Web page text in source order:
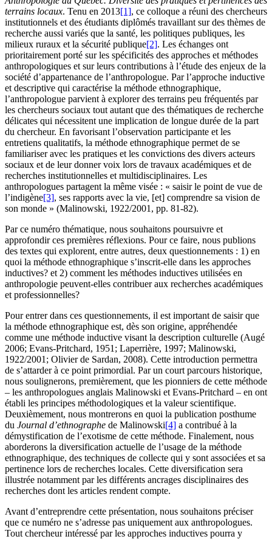
terrains locaux. Tenu en 2013[1], ce colloque a réuni des chercheurs
institutionnels et des étudiants diplômés travaillant sur des thèmes de
recherche aussi variés que la santé, les politiques publiques, les
milieux ruraux et la sécurité publique[2]. Les échanges ont
prioritairement porté sur les spécificités des approches et méthodes
anthropologiques et sur leurs contributions à l’étude des enjeux de la
société d’appartenance de l’anthropologue. Par l’approche inductive
et descriptive qui caractérise la méthode ethnographique,
l’anthropologue parvient à explorer des terrains peu fréquentés par
les chercheurs sociaux tout autant que des thématiques de recherche
délicates qui nécessitent une implication de longue durée de la part
du chercheur. En favorisant l’observation participante et les
entretiens qualitatifs, la méthode ethnographique permet de se
familiariser avec les pratiques et les convictions des divers acteurs
sociaux et de leur donner voix lors de travaux académiques et de
recherches institutionnelles et multidisciplinaires. Les
anthropologues partagent la même visée : « saisir le point de vue de
l’indigène[3], ses rapports avec la vie, [et] comprendre sa vision de
son monde » (Malinowski, 1922/2001, pp. 81-82).
Par ce numéro thématique, nous souhaitons poursuivre et
approfondir ces premières réflexions. Pour ce faire, nous publions
des textes qui explorent, entre autres, deux questionnements : 1) en
quoi la méthode ethnographique s’inscrit-elle dans les approches
inductives? et 2) comment les méthodes inductives utilisées en
anthropologie peuvent-elles contribuer aux recherches académiques
et professionnelles?
Pour entrer dans ces questionnements, il est important de saisir que
la méthode ethnographique est, dès son origine, appréhendée
comme une méthode inductive visant la description culturelle (Augé
2006; Evans-Pritchard, 1951; Laperrière, 1997; Malinowski,
1922/2001; Olivier de Sardan, 2008). Cette introduction permettra
de s’attarder à ce point primordial. Par un court parcours historique,
nous soulignerons, premièrement, que les pionniers de cette méthode
– les anthropologues anglais Malinowski et Evans-Pritchard – en ont
établi les principes méthodologiques et la valeur scientifique.
Deuxièmement, nous montrerons en quoi la publication posthume
du Journal d’ethnographe de Malinowski[4] a contribué à la
démystification de l’exotisme de cette méthode. Finalement, nous
aborderons la diversification actuelle de l’usage de la méthode
ethnographique, des techniques de collecte qui y sont associées et sa
pertinence lors de recherches locales. Cette diversification sera
illustrée notamment par les différents ancrages disciplinaires des
recherches dont les articles rendent compte.
Avant d’entreprendre cette présentation, nous souhaitons préciser
que ce numéro ne s’adresse pas uniquement aux anthropologues.
Tout chercheur intéressé par les approches inductives pourra y